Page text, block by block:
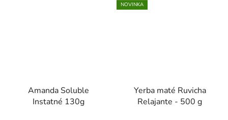
Amanda Soluble
Instatné 130g
NOVINKA
Yerba maté Ruvicha
Relajante - 500 g